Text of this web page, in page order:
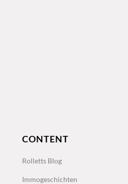
CONTENT
Rolletts Blog
Immogeschichten